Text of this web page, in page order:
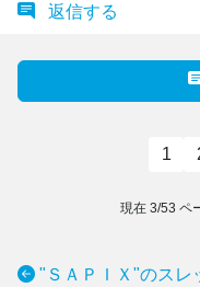
返信する
1
現在 3/53 ペ
"ＳＡＰＩＸ"のスレ